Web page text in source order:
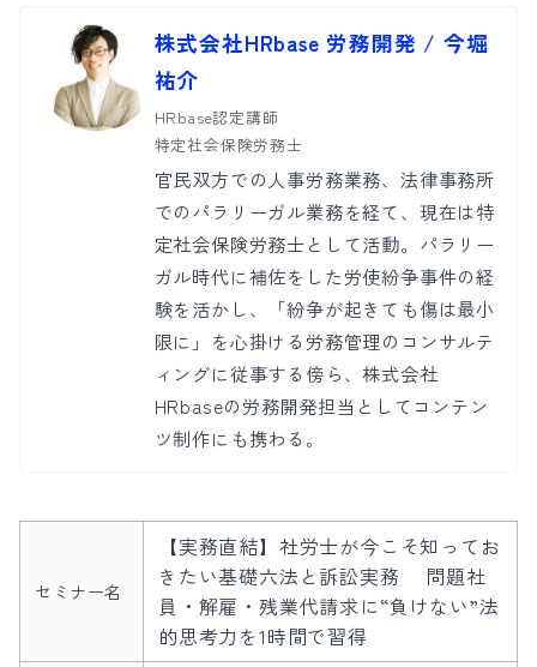
株式会社HRbase 労務開発 / 今堀
祐介
HRbase認定講師
特定社会保険労務士
官民双方での人事労務業務、法律事務所
でのパラリーガル業務を経て、現在は特
定社会保険労務士として活動。パラリー
ガル時代に補佐をした労使紛争事件の経
験を活かし、「紛争が起きても傷は最小
限に」を心掛ける労務管理のコンサルテ
ィングに従事する傍ら、株式会社
HRbaseの労務開発担当としてコンテン
ツ制作にも携わる。
セミナー名
【実務直結】社労士が今こそ知ってお
きたい基礎六法と訴訟実務 問題社
員・解雇・残業代請求に“負けない”法
的思考力を1時間で習得